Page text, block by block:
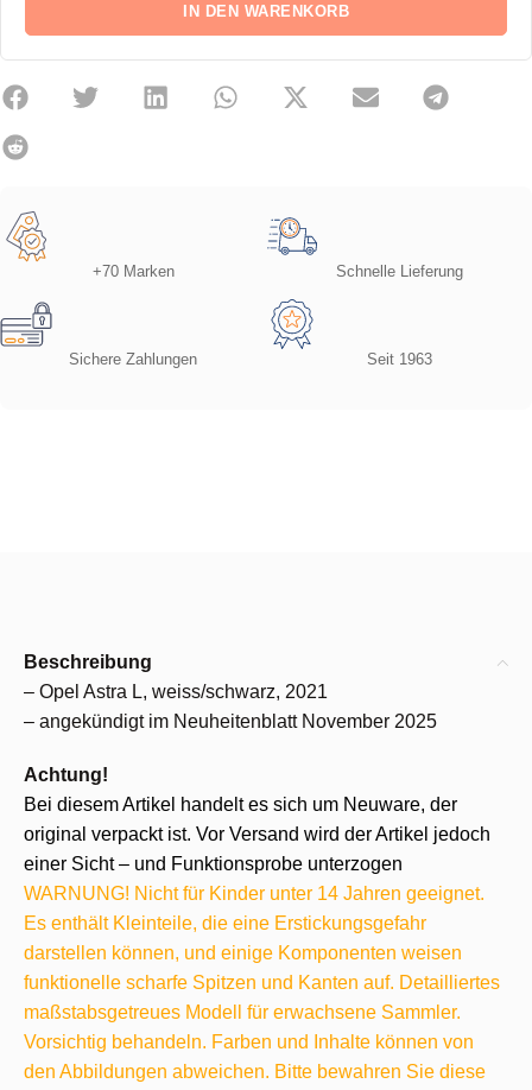
IN DEN WARENKORB
+70 Marken Schnelle Lieferung
Sichere Zahlungen Seit 1963
Beschreibung
– Opel Astra L, weiss/schwarz, 2021
– angekündigt im Neuheitenblatt November 2025
Achtung!
Bei diesem Artikel handelt es sich um Neuware, der
original verpackt ist. Vor Versand wird der Artikel jedoch
einer Sicht – und Funktionsprobe unterzogen
WARNUNG! Nicht für Kinder unter 14 Jahren geeignet.
Es enthält Kleinteile, die eine Erstickungsgefahr
darstellen können, und einige Komponenten weisen
funktionelle scharfe Spitzen und Kanten auf. Detailliertes
maßstabsgetreues Modell für erwachsene Sammler.
Vorsichtig behandeln. Farben und Inhalte können von
den Abbildungen abweichen. Bitte bewahren Sie diese